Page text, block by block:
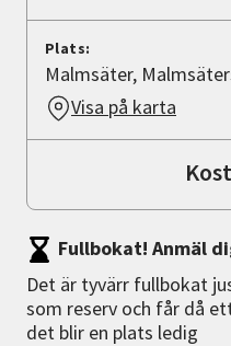
Plats:
Malmsäter,
Visa på karta
Fullbokat! Anmäl
Det är tyvärr fullbokat
som reserv och får då
det blir en plats ledig